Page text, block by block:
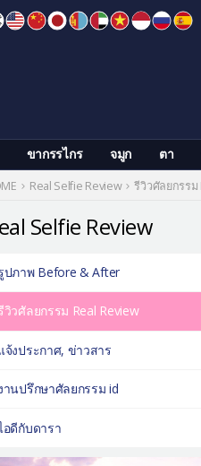
ขากรรไกร จมูก ตา
Real Selfie Review รีวิวศัลยกรรม
Selfie Review
ปภาพ Before & After
วิวศัลยกรรม Real Review
จ้งประกาศ, ข่าวสาร
านปรึกษาศัลยกรรม id
อดีกับดารา